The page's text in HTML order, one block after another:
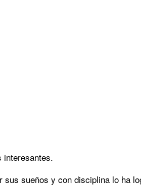
sus sueños y con disciplina lo ha